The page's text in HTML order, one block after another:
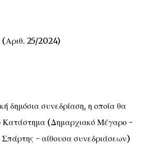
25/2024)
δημόσια συνεδρίαση, η οποία θα
Κατάστημα (Δημαρχιακό Μέγαρο -
- αίθουσα συνεδριάσεων)